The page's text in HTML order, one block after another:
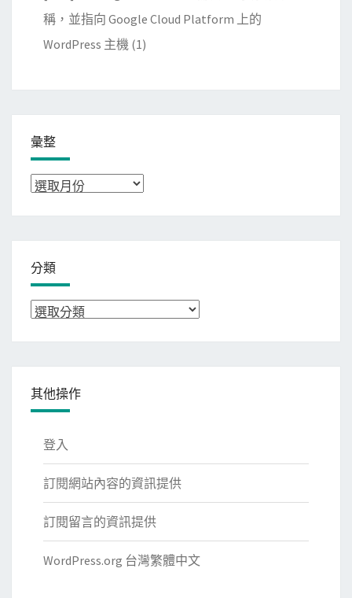
稱，並指向 Google Cloud Platform 上的
WordPress 主機 (1)
彙整
彙
分類
分
其他操作
登入
訂閱網站內容的資訊提供
訂閱留言的資訊提供
WordPress.org 台灣繁體中文